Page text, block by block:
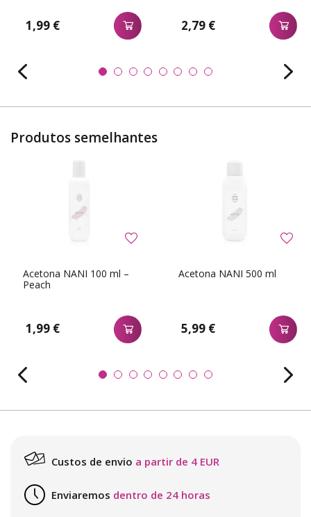
1,99 € 2,79 €
Produtos semelhantes
Acetona NANI 100 ml –
Peach
1,99 €
Acetona NANI 500 ml
5,99 €
Custos de envio a partir de 4 EUR
Enviaremos dentro de 24 horas